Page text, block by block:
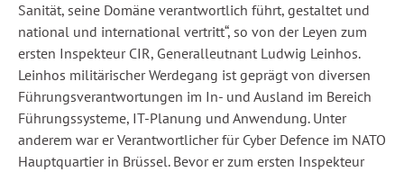
Sanität, seine Domäne verantwortlich führt, gestaltet und
national und international vertritt“, so von der Leyen zum
ersten Inspekteur CIR, Generalleutnant Ludwig Leinhos.
Leinhos militärischer Werdegang ist geprägt von diversen
Führungsverantwortungen im In- und Ausland im Bereich
Führungssysteme, IT-Planung und Anwendung. Unter
anderem war er Verantwortlicher für Cyber Defence im NATO
Hauptquartier in Brüssel. Bevor er zum ersten Inspekteur